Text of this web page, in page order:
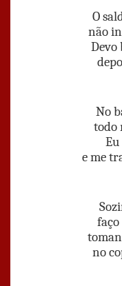
O
não
No
todo
e me
faço
no